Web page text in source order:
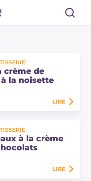
crème de
la noisette
un dessert riche en
les grandes
une génoise au
LIRE
à la crème
LIRE